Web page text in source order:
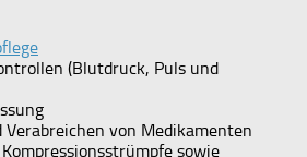
(Blutdruck, Puls und
Verabreichen von Medikamenten
sowie